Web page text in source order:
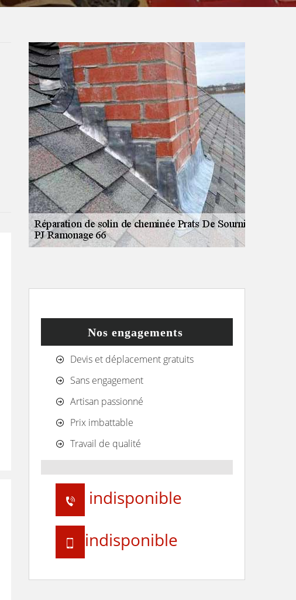
Nos engagements
Devis et déplacement gratuits
Sans engagement
Artisan passionné
Prix imbattable
Travail de qualité
indisponible
indisponible